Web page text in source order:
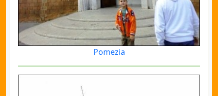
Pomezia